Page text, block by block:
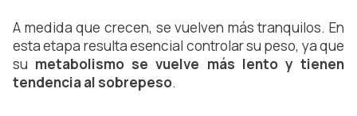
A medida que crecen, se vuelven más tranquilos. En
esta etapa resulta esencial controlar su peso, ya que
su metabolismo se vuelve más lento y tienen
tendencia al sobrepeso.